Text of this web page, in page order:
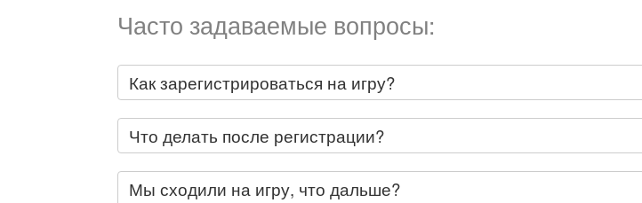
Часто задаваемые вопросы:
Как зарегистрироваться на игру?
Что делать после регистрации?
Мы сходили на игру, что дальше?